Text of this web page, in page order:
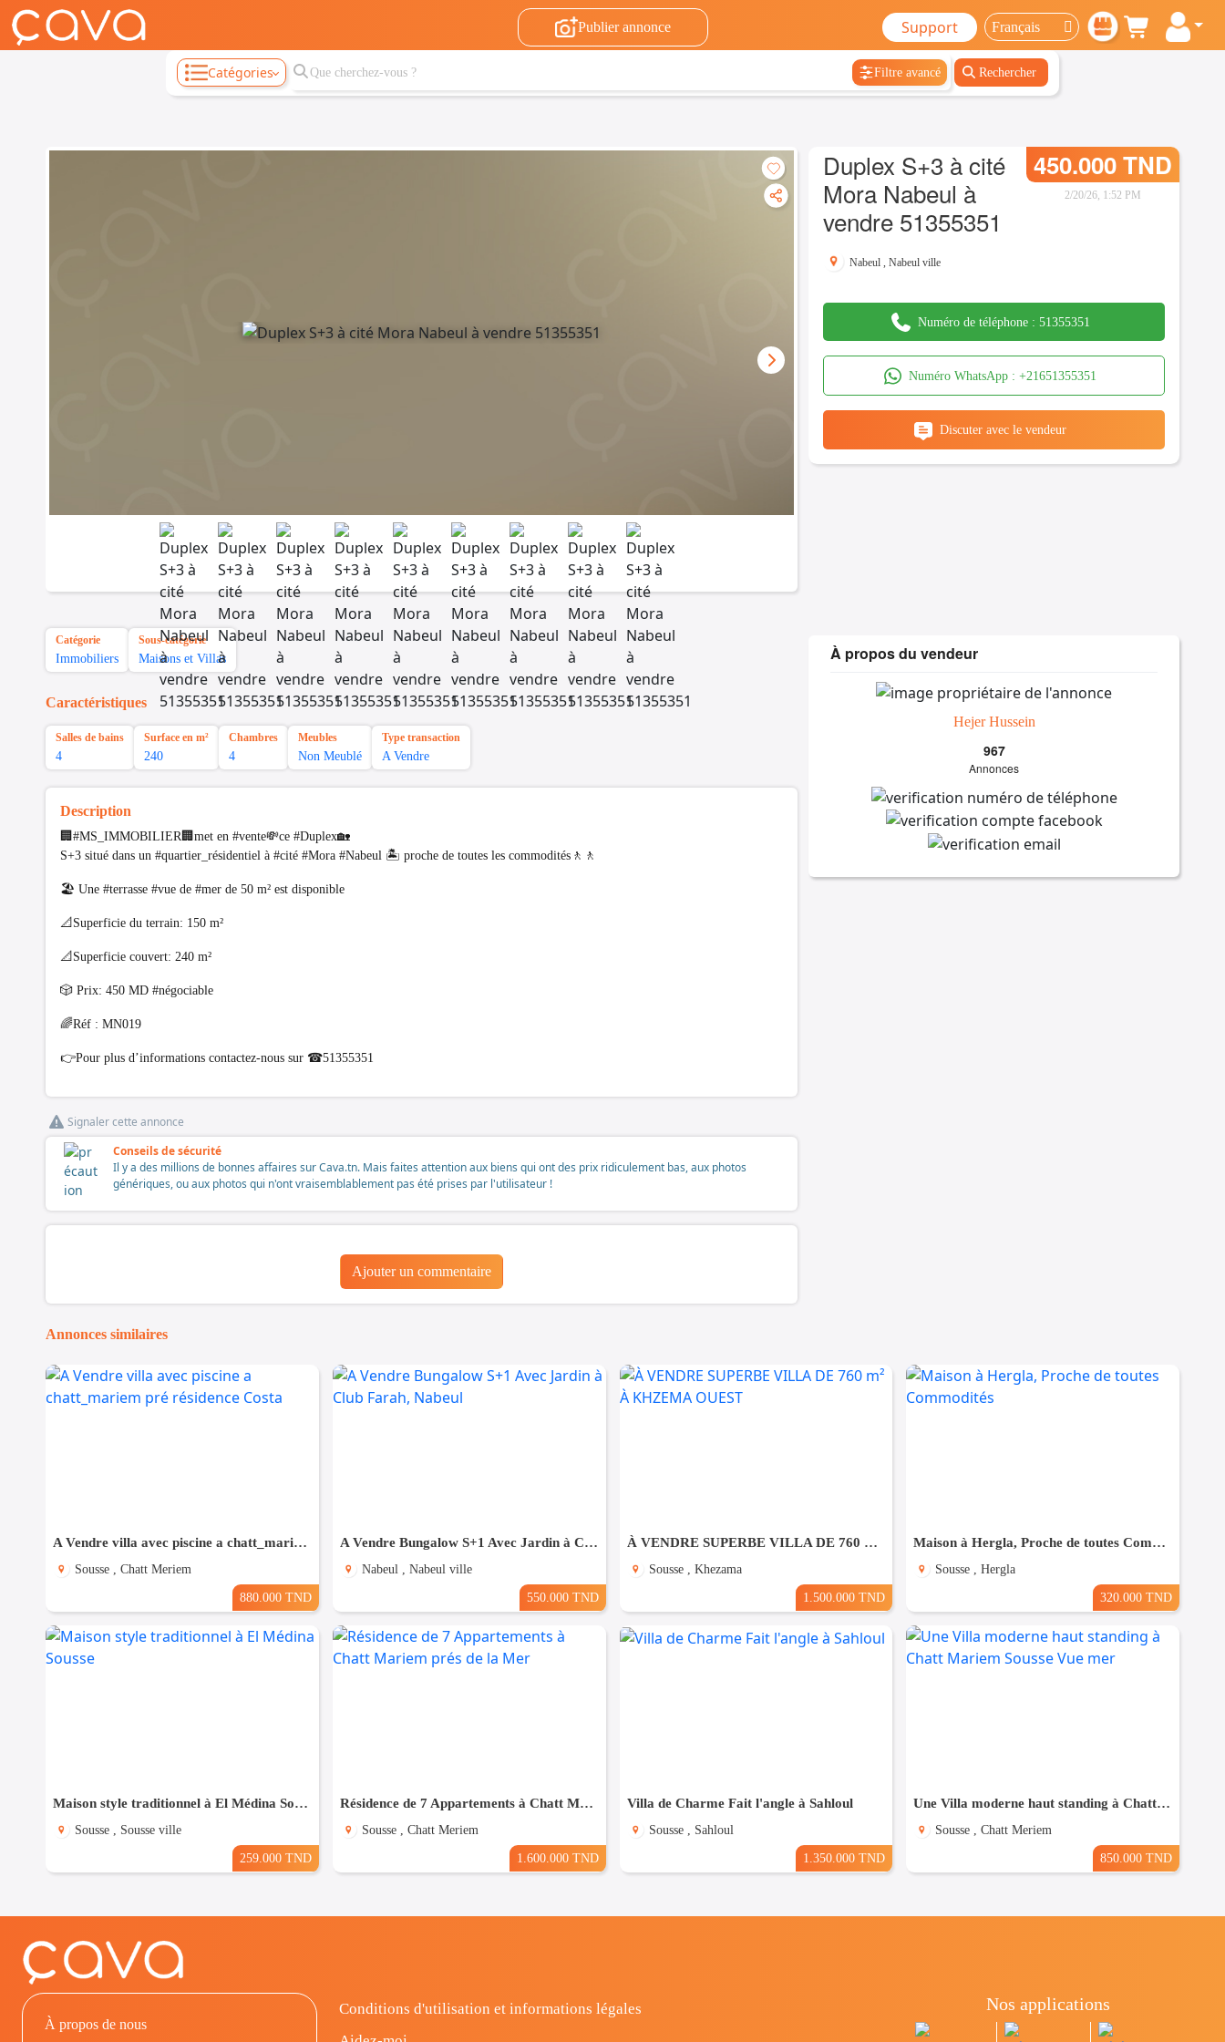
Publier annonce Support
Catégories Filtre avancé Rechercher
Duplex S+3 à cité
Mora Nabeul à
vendre 51355351
450.000 TND
2/20/26, 1:52 PM
Nabeul ,Nabeul ville
Numéro de téléphone : 51355351
Numéro WhatsApp : +21651355351
Discuter avec le vendeur
Catégorie
Immobiliers
Sous-catégorie
Maisons et Villas
Caractéristiques
Salles de bains
4
Surface en m²
240
Chambres
4
Meubles
Non Meublé
Type transaction
A Vendre
Description
🏢#MS_IMMOBILIER🏢met en #vente💸ce #Duplex🏡
S+3 situé dans un #quartier_résidentiel à #cité #Mora #Nabeul 🏝 proche de toutes les commodités🚶🚶
🏖 Une #terrasse #vue de #mer de 50 m² est disponible
📐Superficie du terrain: 150 m²
📐Superficie couvert: 240 m²
🎲 Prix: 450 MD #négociable
🌈Réf : MN019
👉Pour plus d’informations contactez-nous sur ☎51355351
Signaler cette annonce
Conseils de sécurité
Il y a des millions de bonnes affaires sur Cava.tn. Mais faites attention aux biens qui ont des prix ridiculement bas, aux photos
génériques, ou aux photos qui n'ont vraisemblablement pas été prises par l'utilisateur !
Ajouter un commentaire
À propos du vendeur
Hejer Hussein
967
Annonces
Annonces similaires
A Vendre villa avec piscine a chatt_mariem pré résidence Costa
Sousse , Chatt Meriem
880.000 TND
A Vendre Bungalow S+1 Avec Jardin à Club Farah, Nabeul
Nabeul , Nabeul ville
550.000 TND
À VENDRE SUPERBE VILLA DE 760 m² À KHZEMA OUEST
Sousse , Khezama
1.500.000 TND
Maison à Hergla, Proche de toutes Commodités
Sousse , Hergla
320.000 TND
Maison style traditionnel à El Médina Sousse
Sousse , Sousse ville
259.000 TND
Résidence de 7 Appartements à Chatt Mariem prés de la Mer
Sousse , Chatt Meriem
1.600.000 TND
Villa de Charme Fait l'angle à Sahloul
Sousse , Sahloul
1.350.000 TND
Une Villa moderne haut standing à Chatt Mariem Sousse Vue mer
Sousse , Chatt Meriem
850.000 TND
À propos de nous
Conditions d'utilisation et informations légales
Nos applications